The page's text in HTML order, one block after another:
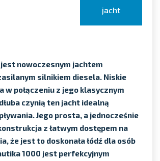
jacht
nowoczesnym jachtem
silnikiem diesela. Niskie
w połączeniu z jego klasycznym
czynią ten jacht idealną
Jego prosta, a jednocześnie
z łatwym dostępem na
że jest to doskonała łódź dla osób
1000 jest perfekcyjnym